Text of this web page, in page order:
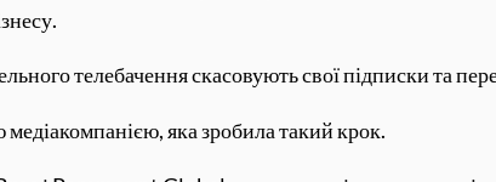
телебачення скасовують свої підписки та
яка зробила такий крок.